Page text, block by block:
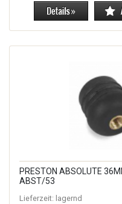
PRESTON ABSOLUTE
ABST/53
Lieferzeit: lagernd